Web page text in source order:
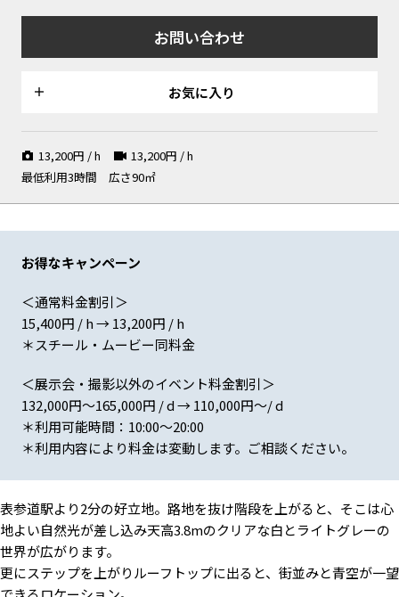
ィテールを再現
斜俯瞰から朝のシーンを
シルバーで統一されたプロップ LED、HMI、ストロボを常備
屋上からの夜景
お問い合わせ
お気に入り
13,200円 / h 13,200円 / h
最低利用3時間
広さ90㎡
お得なキャンペーン
＜通常料金割引＞
15,400円 / h → 13,200円 / h
＊スチール・ムービー同料金
＜展示会・撮影以外のイベント料金割引＞
132,000円〜165,000円 / d → 110,000円～/ d
＊利用可能時間：10:00〜20:00
＊利用内容により料金は変動します。ご相談ください。
表参道駅より2分の好立地。路地を抜け階段を上がると、そこは心
地よい自然光が差し込み天高3.8mのクリアな白とライトグレーの
世界が広がります。
更にステップを上がりルーフトップに出ると、街並みと青空が一望